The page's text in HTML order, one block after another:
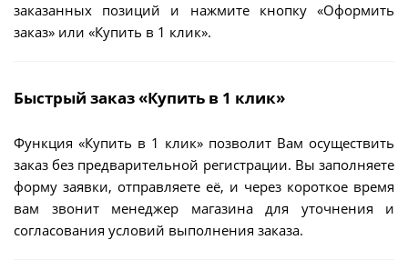
заказанных позиций и нажмите кнопку «Оформить
заказ» или «Купить в 1 клик».
Быстрый заказ «Купить в 1 клик»
Функция «Купить в 1 клик» позволит Вам осуществить
заказ без предварительной регистрации. Вы заполняете
форму заявки, отправляете её, и через короткое время
вам звонит менеджер магазина для уточнения и
согласования условий выполнения заказа.